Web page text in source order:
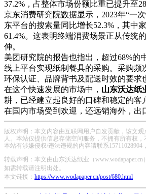
37.2%，占整体市场份额比重已提升至
京东消费研究院数据显示，2023年“一
东平台的搜索量同比增长52.3%，其中
61.4%。这表明终端消费场景正从传统
伸。
美团研究院的报告也指出，超过68%的
线上平台实现纸制餐具的采购。采购频
环保认证、品牌背书及配送时效的要求
在这个快速发展的市场中， 山东沃达纸
耕，已经建立起良好的口碑和稳定的客
在国内市场受到欢迎，还远销海外，出
版权声明：本文内容由互联网用户自发贡献，该文
人。本站仅提供信息存储空间服务，不拥有所有权
本站有涉嫌侵权/违法违规的内容请联系15711028904
转载声明：本文由山东沃达纸业（
如需转载请注明出处。
本文链接： https://www.wodapaper.cn/post/680.html